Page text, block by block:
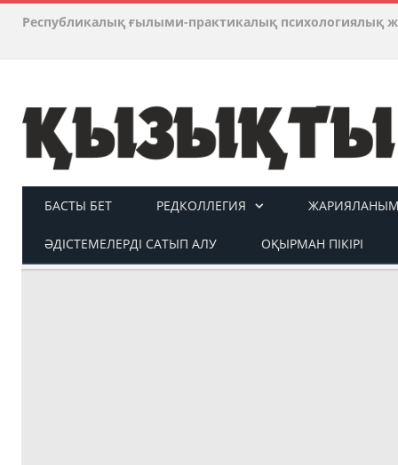
Республикалық ғылыми-практикалық психологиялық
БАСТЫ БЕТ РЕДКОЛЛЕГИЯ ЖАРИЯЛАНЫМ
ӘДІСТЕМЕЛЕРДІ САТЫП АЛУ ОҚЫРМАН ПІКІРІ